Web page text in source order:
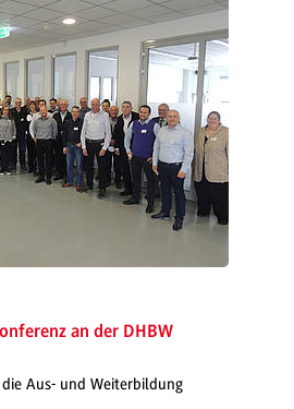
an der DHBW
Aus- und Weiterbildung